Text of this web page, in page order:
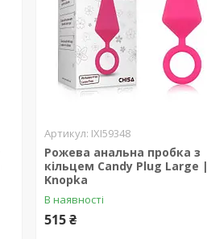
IXI59348
Рожева анальна пробка з
кільцем Candy Plug Large |
Knopka
В наявності
515 ₴